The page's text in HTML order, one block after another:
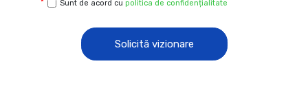
Sunt de acord cu politica de confidențialitate
Solicită vizionare